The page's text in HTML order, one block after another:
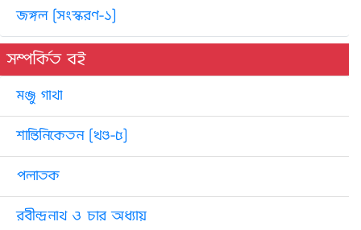
জঙ্গল [সংস্করণ-১]
সম্পর্কিত বই
মঞ্জু গাথা
শান্তিনিকেতন [খণ্ড-৫]
পলাতক
রবীন্দ্রনাথ ও চার অধ্যায়